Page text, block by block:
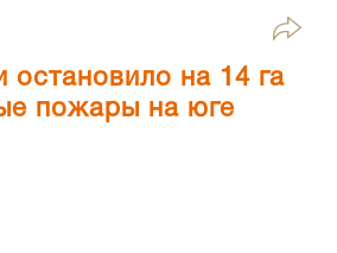
на 14 га
пожары на юге